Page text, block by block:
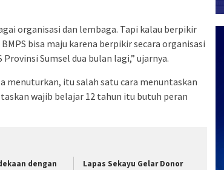
organisasi dan lembaga. Tapi kalau berpikir
bisa maju karena berpikir secara organisasi
Sumsel dua bulan lagi,” ujarnya.
menuturkan, itu salah satu cara menuntaskan
wajib belajar 12 tahun itu butuh peran
dengan
Lapas Sekayu Gelar Donor